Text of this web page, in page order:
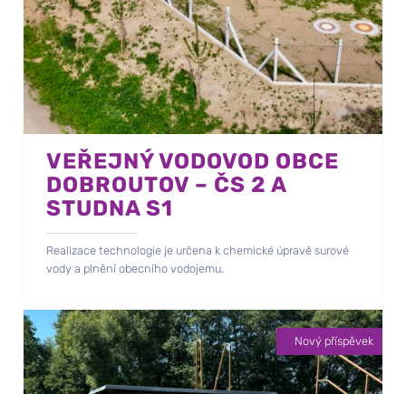
VEŘEJNÝ VODOVOD OBCE
DOBROUTOV – ČS 2 A
STUDNA S1
Realizace technologie je určena k chemické úpravě surové
vody a plnění obecního vodojemu.
Nový příspěvek